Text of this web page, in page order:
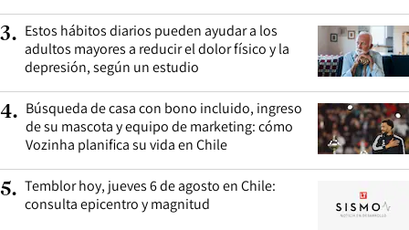
3. Estos hábitos diarios pueden ayudar a los
adultos mayores a reducir el dolor físico y la
depresión, según un estudio
4. Búsqueda de casa con bono incluido, ingreso
de su mascota y equipo de marketing: cómo
Vozinha planifica su vida en Chile
5. Temblor hoy, jueves 6 de agosto en Chile:
consulta epicentro y magnitud